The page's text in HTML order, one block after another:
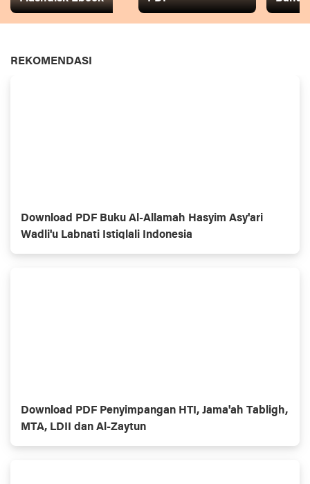
REKOMENDASI
Download PDF Buku Al-Allamah Hasyim Asy'ari
Wadli'u Labnati Istiqlali Indonesia
Download PDF Penyimpangan HTI, Jama'ah Tabligh,
MTA, LDII dan Al-Zaytun